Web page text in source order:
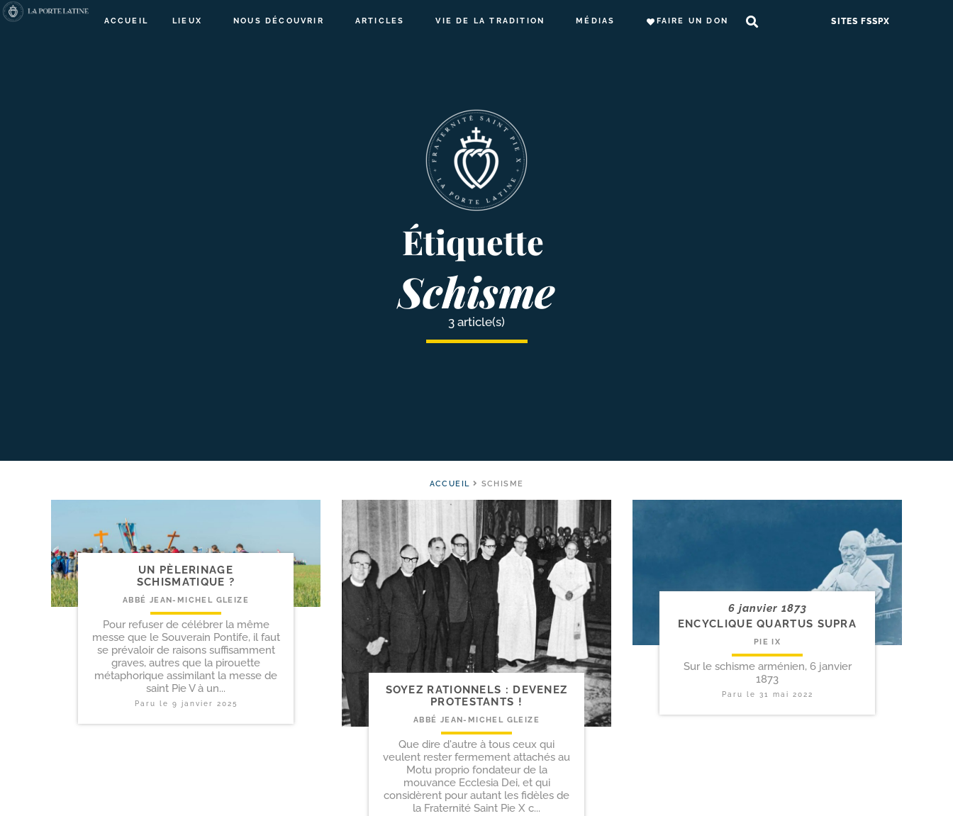
ACCUEIL LIEUX NOUS DÉCOUVRIR ARTICLES VIE DE LA TRADITION MÉDIAS FAIRE UN DON SITES FSSPX
Étiquette
Schisme
3 article(s)
ACCUEIL SCHISME
UN PÈLERINAGE
SCHISMATIQUE ?
ABBÉ JEAN-MICHEL GLEIZE
Pour refuser de célébrer la même
messe que le Souverain Pontife, il faut
se prévaloir de raisons suffisamment
graves, autres que la pirouette
métaphorique assimilant la messe de
saint Pie V à un...
Paru le 9 janvier 2025
SOYEZ RATIONNELS : DEVENEZ
PROTESTANTS !
ABBÉ JEAN-MICHEL GLEIZE
Que dire d'autre à tous ceux qui
veulent rester fermement attachés au
Motu proprio fondateur de la
mouvance Ecclesia Dei, et qui
considèrent pour autant les fidèles de
la Fraternité Saint Pie X c...
6 janvier 1873
ENCYCLIQUE QUARTUS SUPRA
PIE IX
Sur le schisme arménien, 6 janvier
1873
Paru le 31 mai 2022